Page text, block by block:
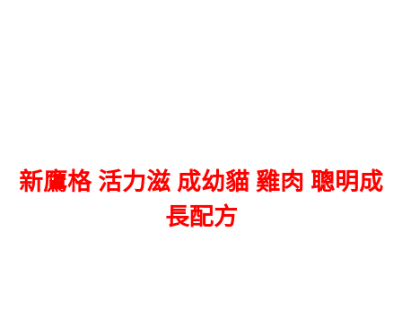
新鷹格 活力滋 成幼貓 雞肉 聰明成
長配方